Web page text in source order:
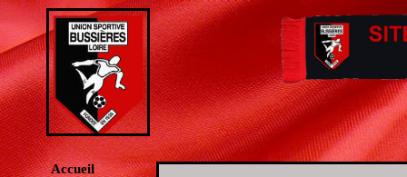
Accueil